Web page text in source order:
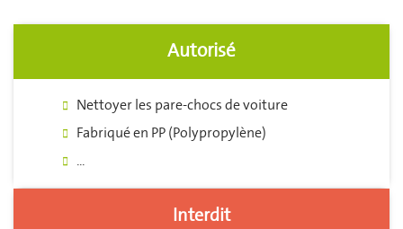
Autorisé
Nettoyer les pare-chocs de voiture
Fabriqué en PP (Polypropylène)
...
Interdit